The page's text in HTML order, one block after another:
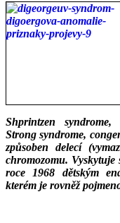
Shprintzen
Strong syndrome,
způsoben delecí
chromozomu. Vyskytuje
roce 1968 dětským
kterém je rovněž